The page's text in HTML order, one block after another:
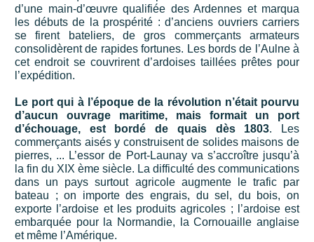
d’une main-d’œuvre qualifiée des Ardennes et marqua
les débuts de la prospérité : d’anciens ouvriers carriers
se firent bateliers, de gros commerçants armateurs
consolidèrent de rapides fortunes. Les bords de l’Aulne à
cet endroit se couvrirent d’ardoises taillées prêtes pour
l’expédition.
Le port qui à l’époque de la révolution n’était pourvu
d’aucun ouvrage maritime, mais formait un port
d’échouage, est bordé de quais dès 1803. Les
commerçants aisés y construisent de solides maisons de
pierres, ... L’essor de Port-Launay va s’accroître jusqu’à
la fin du XIX ème siècle. La difficulté des communications
dans un pays surtout agricole augmente le trafic par
bateau ; on importe des engrais, du sel, du bois, on
exporte l’ardoise et les produits agricoles ; l’ardoise est
embarquée pour la Normandie, la Cornouaille anglaise
et même l’Amérique.